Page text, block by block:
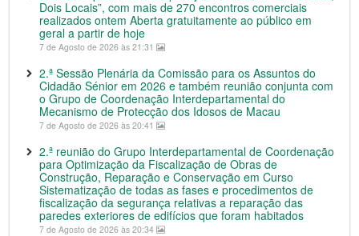
Dois Locais”, com mais de 270 encontros comerciais
realizados ontem Aberta gratuitamente ao público em
geral a partir de hoje
7 de Agosto de 2026 às 21:31
2.ª Sessão Plenária da Comissão para os Assuntos do
Cidadão Sénior em 2026 e também reunião conjunta com
o Grupo de Coordenação Interdepartamental do
Mecanismo de Protecção dos Idosos de Macau
7 de Agosto de 2026 às 20:41
2.ª reunião do Grupo Interdepartamental de Coordenação
para Optimização da Fiscalização de Obras de
Construção, Reparação e Conservação em Curso
Sistematização de todas as fases e procedimentos de
fiscalização da segurança relativas a reparação das
paredes exteriores de edifícios que foram habitados
7 de Agosto de 2026 às 20:34